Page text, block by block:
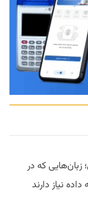
زبان‌هایی که در
نیاز دارند